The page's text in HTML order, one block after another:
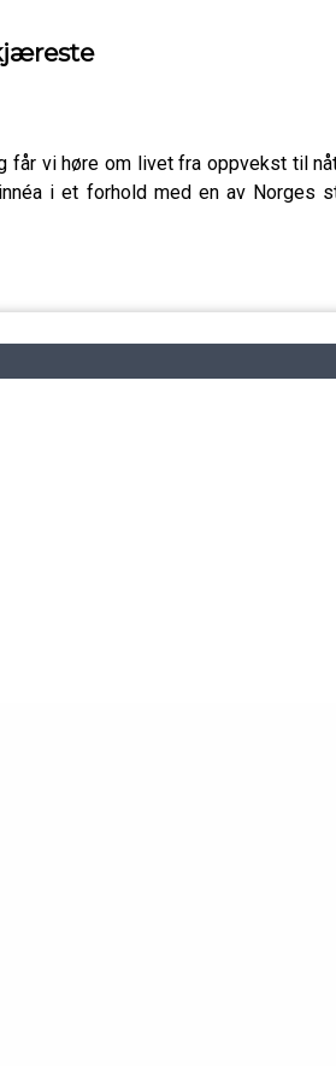
vi høre om livet fra oppvekst til
i et forhold med en av Norges